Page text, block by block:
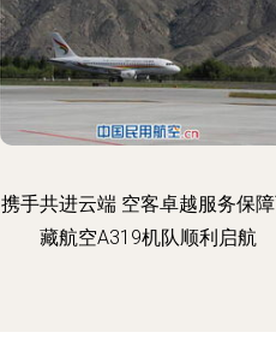
携手共进云端 空客卓越服务保
藏航空A319机队顺利启航